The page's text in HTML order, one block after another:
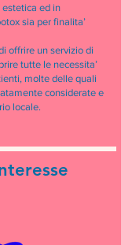
ed in
sia per finalita’
offrire un servizio di
tutte le necessita’
molte delle quali
considerate e
locale.